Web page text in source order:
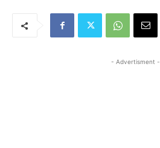
- Advertisment -